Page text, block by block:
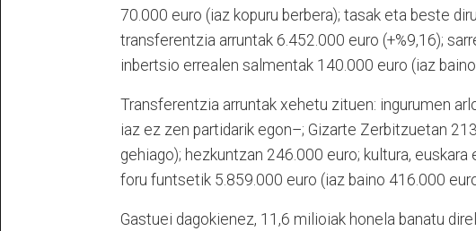
70.000 euro (iaz kopuru berbera); tasak eta beste
transferentzia arruntak 6.452.000 euro (+%9,16);
inbertsio errealen salmentak 140.000 euro (iaz
Transferentzia arruntak xehetu zituen: ingurumen
iaz ez zen partidarik egon–; Gizarte Zerbitzuetan
gehiago); hezkuntzan 246.000 euro; kultura,
foru funtsetik 5.859.000 euro (iaz baino 416.000
Gastuei dagokienez, 11,6 milioiak honela banatu